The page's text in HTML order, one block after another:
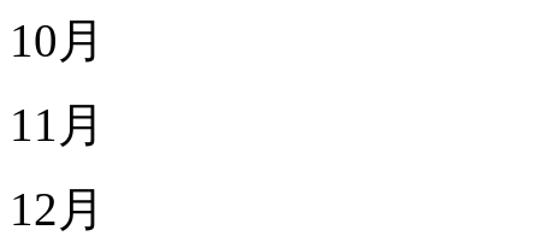
10月
11月
12月